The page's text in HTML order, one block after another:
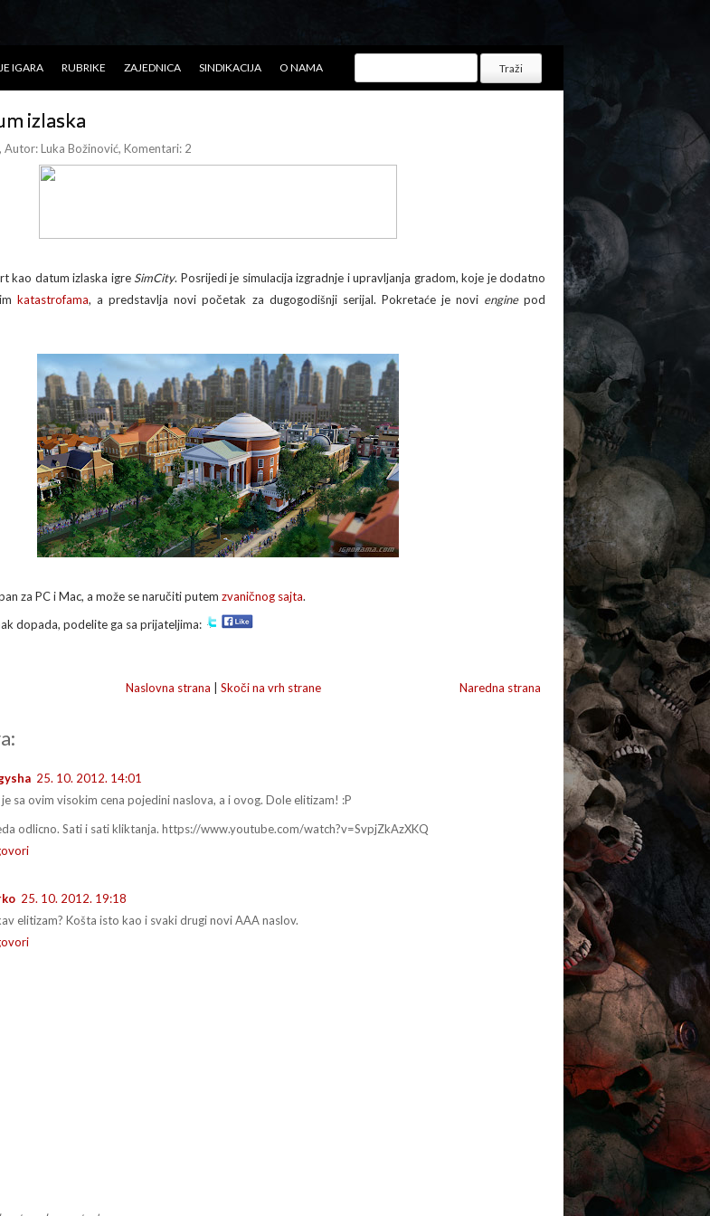
IGARA RUBRIKE ZAJEDNICA SINDIKACIJA O NAMA
izlaska
, Autor:Luka Božinović, Komentari: 2
kao datum izlaska igre SimCity. Posrijedi je simulacija izgradnje i upravljanja gradom, koje je dodatno
katastrofama, a predstavlja novi početak za dugogodišnji serijal. Pokretaće je novi enginepod
za PC i Mac, a može se naručiti putem zvaničnog sajta.
dopada, podelite ga sa prijateljima:
Naredna strana
Naslovna strana Skoči na vrh strane
25. 10. 2012. 14:01
je sa ovim visokim cena pojedini naslova, a i ovog. Dole elitizam! :P
odlicno. Sati i sati kliktanja. https://www.youtube.com/watch?v=SvpjZkAzXKQ
25. 10. 2012. 19:18
elitizam? Košta isto kao i svaki drugi novi AAA naslov.